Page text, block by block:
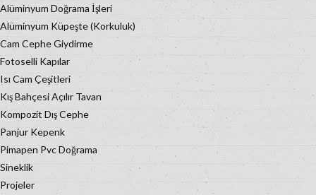
Alüminyum Doğrama İşleri
Alüminyum Küpeşte (Korkuluk)
Cam Cephe Giydirme
Fotoselli Kapılar
Isı Cam Çeşitleri
Kış Bahçesi Açılır Tavan
Kompozit Dış Cephe
Panjur Kepenk
Pimapen Pvc Doğrama
Sineklik
Projeler